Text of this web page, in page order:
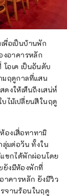
พื่อเป็นบ้านพัก
งอาคารหลัก
อเค เป็นอันดับ
มฤดูกาลที่แสน
งให้เห็นถึงเสน่ห์
ไม้เปลี่ยนสีในฤดู
องเสื่อทาทามิ
มต่อวัน ทั้งใน
ขกได้พักผ่อนโดย
ยังมีห้องพักที่
าคารหลัก ยังมีวิว
จานร้อนในฤดู